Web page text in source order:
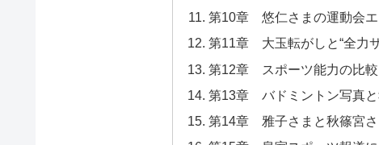
第10章 悠仁さまの運動会エ
第11章 大玉転がしと“全力
第12章 スポーツ能力の比
第13章 バドミントン写真
第14章 雅子さまと秋篠宮